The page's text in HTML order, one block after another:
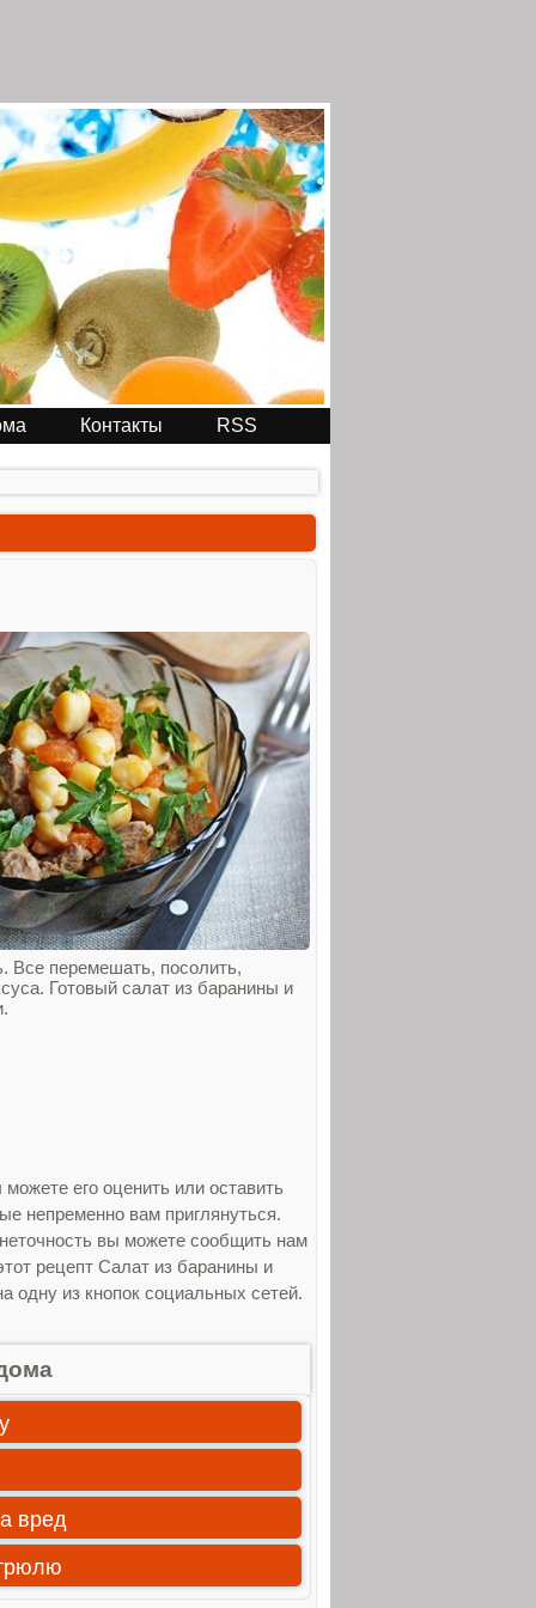
Контакты RSS
Все перемешать, посолить,
Готовый салат из баранины и
его оценить или оставить
непременно вам приглянуться.
вы можете сообщить нам
рецепт Салат из баранины и
одну из кнопок социальных сетей.
вред